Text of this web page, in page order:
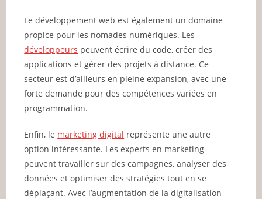
Le développement web est également un domaine
propice pour les nomades numériques. Les
développeurs peuvent écrire du code, créer des
applications et gérer des projets à distance. Ce
secteur est d’ailleurs en pleine expansion, avec une
forte demande pour des compétences variées en
programmation.
Enfin, le marketing digital représente une autre
option intéressante. Les experts en marketing
peuvent travailler sur des campagnes, analyser des
données et optimiser des stratégies tout en se
déplaçant. Avec l’augmentation de la digitalisation